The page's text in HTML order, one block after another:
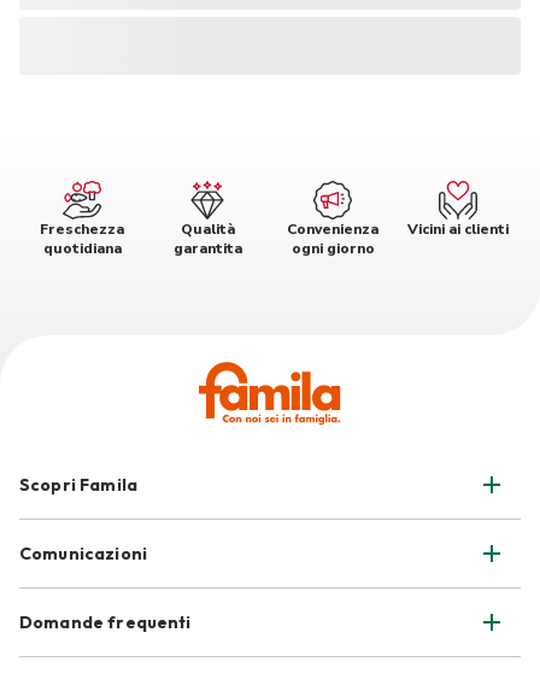
Freschezza
quotidiana
Qualità
garantita
Convenienza
ogni giorno
Vicini ai clienti
Scopri Famila
Comunicazioni
Domande frequenti